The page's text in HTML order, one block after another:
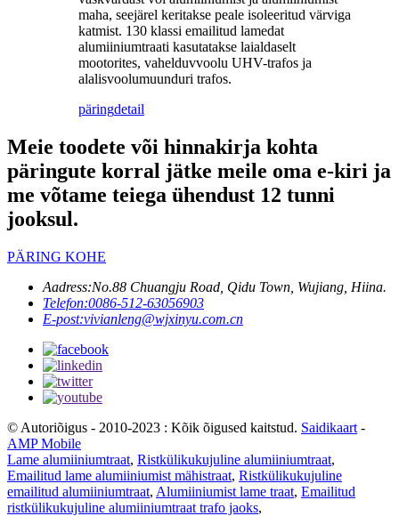
maha, seejärel keritakse peale isoleeritud värviga
katmist. 130 klassi emailitud lamedat
alumiiniumtraati kasutatakse laialdaselt
mootorites, vahelduvvoolu UHV-trafos ja
alalisvoolumuunduri trafos.
päringdetail
Meie toodete või hinnakirja kohta
päringute korral jätke meile oma e-kiri ja
me võtame teiega ühendust 12 tunni
jooksul.
PÄRING KOHE
Aadress:No.88 Chuangju Road, Qidu Town, Wujiang, Hiina.
Telefon:0086-512-63056903
E-post:vivianleng@wjxinyu.com.cn
© Autoriõigus - 2010-2023 : Kõik õigused kaitstud. Saidikaart -
AMP Mobile
Lame alumiiniumtraat, Ristkülikukujuline alumiiniumtraat,
Emailitud lame alumiiniumist mähistraat, Ristkülikukujuline
emailitud alumiiniumtraat, Alumiiniumist lame traat, Emailitud
ristkülikukujuline alumiiniumtraat trafo jaoks,